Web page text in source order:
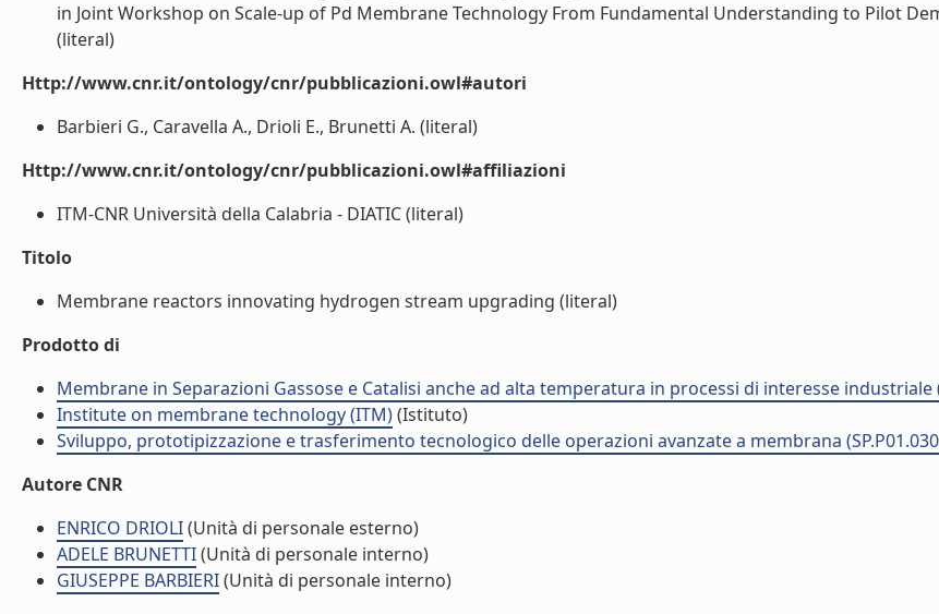
in Joint Workshop on Scale-up of Pd Membrane Technology From Fundamental Understanding to Pilot
(literal)
Http://www.cnr.it/ontology/cnr/pubblicazioni.owl#autori
Barbieri G., Caravella A., Drioli E., Brunetti A. (literal)
Http://www.cnr.it/ontology/cnr/pubblicazioni.owl#affiliazioni
ITM-CNR Università della Calabria - DIATIC (literal)
Titolo
Membrane reactors innovating hydrogen stream upgrading (literal)
Prodotto di
Membrane in Separazioni Gassose e Catalisi anche ad alta temperatura in processi di interesse industriale
Institute on membrane technology (ITM)(Istituto)
Sviluppo, prototipizzazione e trasferimento tecnologico delle operazioni avanzate a membrana
Autore CNR
ENRICO DRIOLI(Unità di personale esterno)
ADELE BRUNETTI(Unità di personale interno)
GIUSEPPE BARBIERI(Unità di personale interno)